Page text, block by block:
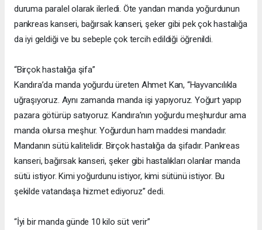
duruma paralel olarak ilerledi. Öte yandan manda yoğurdunun
pankreas kanseri, bağırsak kanseri, şeker gibi pek çok hastalığa
da iyi geldiği ve bu sebeple çok tercih edildiği öğrenildi.
“Birçok hastalığa şifa”
Kandıra’da manda yoğurdu üreten Ahmet Kan, “Hayvancılıkla
uğraşıyoruz. Aynı zamanda manda işi yapıyoruz. Yoğurt yapıp
pazara götürüp satıyoruz. Kandıra’nın yoğurdu meşhurdur ama
manda olursa meşhur. Yoğurdun ham maddesi mandadır.
Mandanın sütü kalitelidir. Birçok hastalığa da şifadır. Pankreas
kanseri, bağırsak kanseri, şeker gibi hastalıkları olanlar manda
sütü istiyor. Kimi yoğurdunu istiyor, kimi sütünü istiyor. Bu
şekilde vatandaşa hizmet ediyoruz” dedi.
“İyi bir manda günde 10 kilo süt verir”